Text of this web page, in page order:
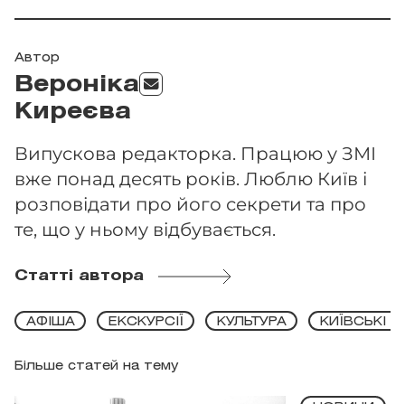
Автор
Вероніка
Киреєва
Випускова редакторка. Працюю у ЗМІ
вже понад десять років. Люблю Київ і
розповідати про його секрети та про
те, що у ньому відбувається.
Статті автора
Більше статей на тему
АФІША ЕКСКУРСІЇ КУЛЬТУРА КИЇВСЬКІ